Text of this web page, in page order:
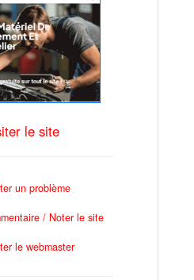
le site
un problème
/ Noter le site
le webmaster